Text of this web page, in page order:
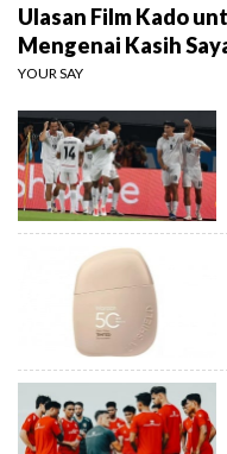
Ulasan Film Kado
Mengenai Kasih
YOUR SAY